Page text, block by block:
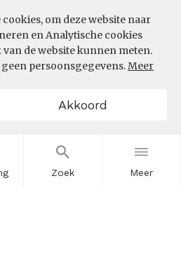
Zoek Meer
om deze website naar
en Analytische cookies
de website kunnen meten.
persoonsgegevens.Meer
Akkoord
InZicht
Contact